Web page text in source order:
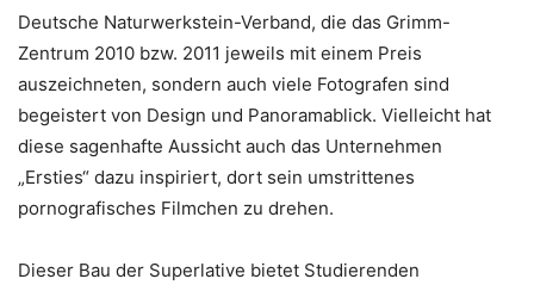
Deutsche Naturwerkstein-Verband, die das Grimm-
Zentrum 2010 bzw. 2011 jeweils mit einem Preis
auszeichneten, sondern auch viele Fotografen sind
begeistert von Design und Panoramablick. Vielleicht hat
diese sagenhafte Aussicht auch das Unternehmen
„Ersties“ dazu inspiriert, dort sein umstrittenes
pornografisches Filmchen zu drehen.
Dieser Bau der Superlative bietet Studierenden